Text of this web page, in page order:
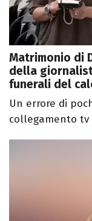
Matrimonio di
della
funerali del
Un errore di
collegamento